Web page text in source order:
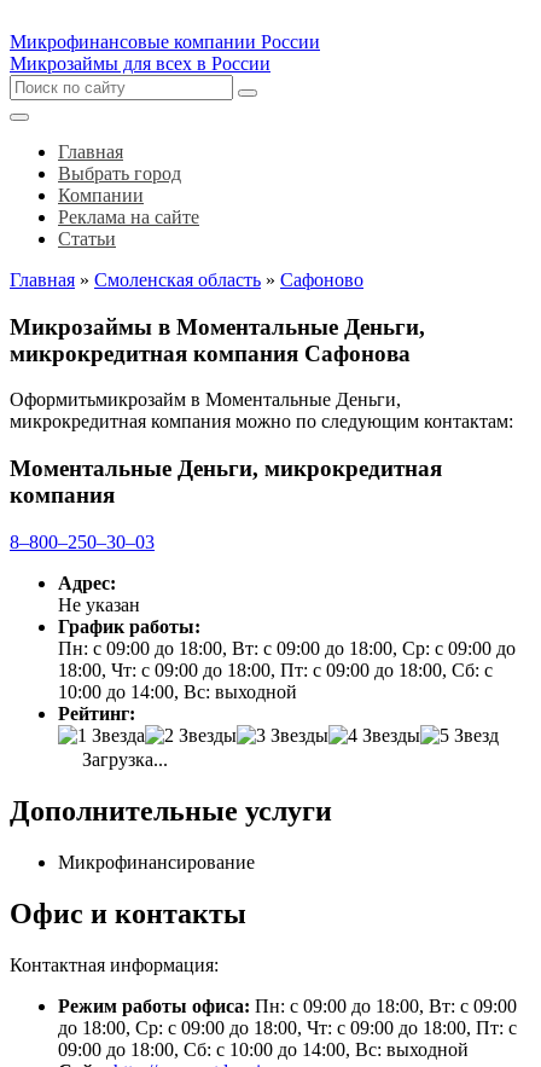
Микрофинансовые компании России
Микрозаймы для всех в России
Главная
Выбрать город
Компании
Реклама на сайте
Статьи
Главная » Смоленская область » Сафоново
Микрозаймы в Моментальные Деньги,
микрокредитная компания Сафонова
Оформитьмикрозайм в Моментальные Деньги,
микрокредитная компания можно по следующим контактам:
Моментальные Деньги, микрокредитная
компания
8‒800‒250‒30‒03
Адрес:
Не указан
График работы:
Пн: с 09:00 до 18:00, Вт: с 09:00 до 18:00, Ср: с 09:00 до
18:00, Чт: с 09:00 до 18:00, Пт: с 09:00 до 18:00, Сб: с
10:00 до 14:00, Вс: выходной
Рейтинг:
Загрузка...
Дополнительные услуги
Микрофинансирование
Офис и контакты
Контактная информация:
Режим работы офиса: Пн: с 09:00 до 18:00, Вт: с 09:00
до 18:00, Ср: с 09:00 до 18:00, Чт: с 09:00 до 18:00, Пт: с
09:00 до 18:00, Сб: с 10:00 до 14:00, Вс: выходной